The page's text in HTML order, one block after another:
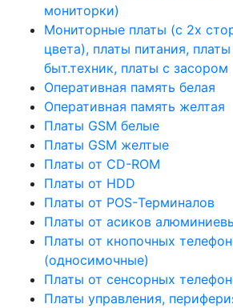
мониторки)
Мониторные платы (с 2х
цвета), платы питания,
быт.техник, платы с засором
Оперативная память белая
Оперативная память желтая
Платы GSM белые
Платы GSM желтые
Платы от CD-ROM
Платы от HDD
Платы от POS-Терминалов
Платы от асиков
Платы от кнопочных
(односимочные)
Платы от сенсорных
Платы управления,